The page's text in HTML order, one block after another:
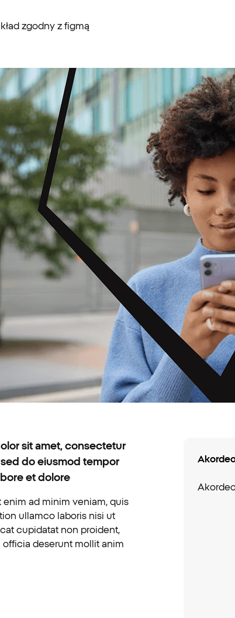
zgodny z figmą
sit amet, consectetur
do eiusmod tempor
et dolore
enim ad minim veniam, quis
ullamco laboris nisi ut
cupidatat non proident,
deserunt mollit anim